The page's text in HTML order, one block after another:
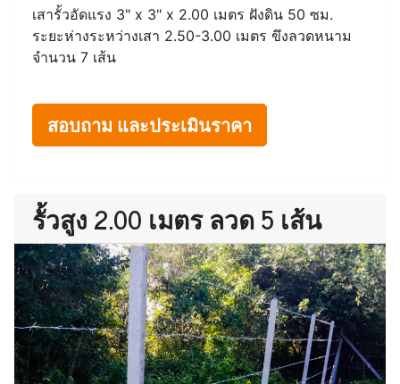
เสารั้วอัดแรง 3" x 3" x 2.00 เมตร ฝังดิน 50 ซม.
ระยะห่างระหว่างเสา 2.50-3.00 เมตร ขึงลวดหนาม
จำนวน 7 เส้น
สอบถาม และประเมินราคา
รั้วสูง 2.00 เมตร ลวด 5 เส้น